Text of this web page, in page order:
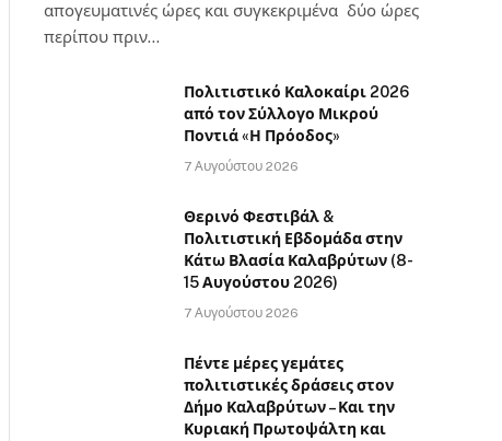
απογευματινές ώρες και συγκεκριμένα δύο ώρες
περίπου πριν…
Πολιτιστικό Καλοκαίρι 2026
από τον Σύλλογο Μικρού
Ποντιά «Η Πρόοδος»
7 Αυγούστου 2026
Θερινό Φεστιβάλ &
Πολιτιστική Εβδομάδα στην
Κάτω Βλασία Καλαβρύτων (8-
15 Αυγούστου 2026)
7 Αυγούστου 2026
Πέντε μέρες γεμάτες
πολιτιστικές δράσεις στον
Δήμο Καλαβρύτων – Και την
Κυριακή Πρωτοψάλτη και